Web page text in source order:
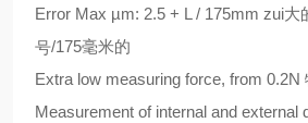
Error Max µm: 2.5 + L / 175mm zui大
号/175毫米的
Extra low measuring force, from 0.2N
Measurement of internal and external